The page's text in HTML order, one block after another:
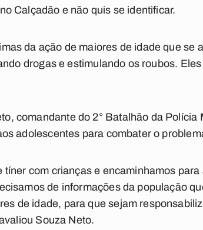
Calçadão e não quis se identificar.
da ação de maiores de idade que se
drogas e estimulando os roubos.
comandante do 2° Batalhão da Polícia
adolescentes para combater o
com crianças e encaminhamos
de informações da população
de idade, para que sejam
Souza Neto.